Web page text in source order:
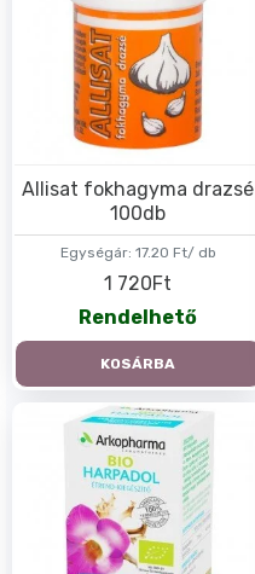
Egységár: 17.20 Ft/ db
Allisat fokhagyma drazsé
100db
1 720Ft
Rendelhető
KOSÁRBA